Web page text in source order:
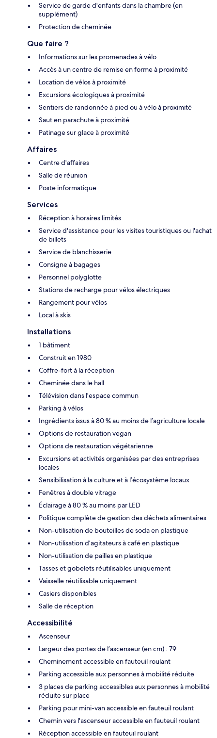
Service de garde d'enfants dans la chambre (en
supplément)
Protection de cheminée
Que faire ?
Informations sur les promenades à vélo
Accès à un centre de remise en forme à proximité
Location de vélos à proximité
Excursions écologiques à proximité
Sentiers de randonnée à pied ou à vélo à proximité
Saut en parachute à proximité
Patinage sur glace à proximité
Affaires
Centre d'affaires
Salle de réunion
Poste informatique
Services
Réception à horaires limités
Service d'assistance pour les visites touristiques ou l'achat
de billets
Service de blanchisserie
Consigne à bagages
Personnel polyglotte
Stations de recharge pour vélos électriques
Rangement pour vélos
Local à skis
Installations
1 bâtiment
Construit en 1980
Coffre-fort à la réception
Cheminée dans le hall
Télévision dans l'espace commun
Parking à vélos
Ingrédients issus à 80 % au moins de l’agriculture locale
Options de restauration vegan
Options de restauration végétarienne
Excursions et activités organisées par des entreprises
locales
Sensibilisation à la culture et à l’écosystème locaux
Fenêtres à double vitrage
Éclairage à 80 % au moins par LED
Politique complète de gestion des déchets alimentaires
Non-utilisation de bouteilles de soda en plastique
Non-utilisation d’agitateurs à café en plastique
Non-utilisation de pailles en plastique
Tasses et gobelets réutilisables uniquement
Vaisselle réutilisable uniquement
Casiers disponibles
Salle de réception
Accessibilité
Ascenseur
Largeur des portes de l’ascenseur (en cm) : 79
Cheminement accessible en fauteuil roulant
Parking accessible aux personnes à mobilité réduite
3 places de parking accessibles aux personnes à mobilité
réduite sur place
Parking pour mini-van accessible en fauteuil roulant
Chemin vers l'ascenseur accessible en fauteuil roulant
Réception accessible en fauteuil roulant